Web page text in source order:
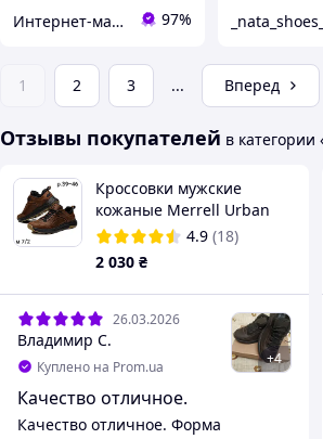
Интернет-магазин «Step Master» 97% _nata_shoes_
1 2 3 ... Вперед
Отзывы покупателей в категории
Кроссовки мужские
кожаные Merrell Urban
Nubuck Brown
4.9 (18)
2 030 ₴
26.03.2026
Владимир С.
Куплено на Prom.ua +4
Качество отличное.
Качество отличное. Форма